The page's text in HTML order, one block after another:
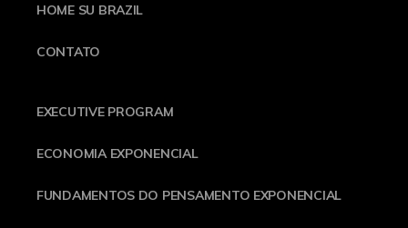
HOME SU BRAZIL
CONTATO
EXECUTIVE PROGRAM
ECONOMIA EXPONENCIAL
FUNDAMENTOS DO PENSAMENTO EXPONENCIAL